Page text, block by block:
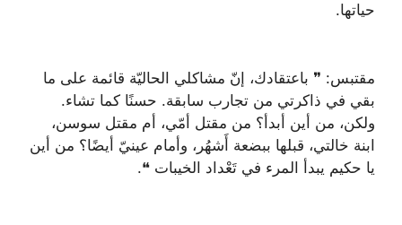
حياتها.
مقتبس: ❞ باعتقادك، إنّ مشاكلي الحاليّة قائمة على ما
بقي في ذاكرتي من تجارب سابقة. حسنًا كما تشاء.
ولكن، من أين أبدأ؟ من مقتل أمّي، أم مقتل سوسن،
ابنة خالتي، قبلها ببضعة أَشهُر، وأمام عينيّ أيضًا؟ من أين
يا حكيم يبدأ المرء في تَعْداد الخيبات ❝.